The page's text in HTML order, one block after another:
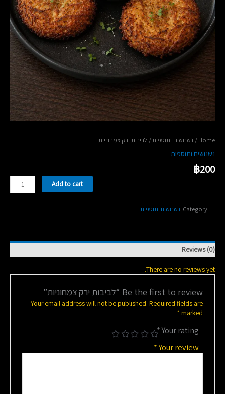
Home
/ נשנושים ותוספות / לביבות ירק צמחוניות
נשנושים ותוספות
฿200
צמחוניות
Add to cart
Category: נשנושים ותוספות
Reviews (0)
There are no reviews yet.
Be the first to review “לביבות ירק צמחוניות”
Your email address will not be published. Required fields are
marked
*
Your rating
*
Your review
*